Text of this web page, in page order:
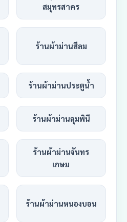
สมุทรสาคร
ร้านผ้าม่านสีลม
ร้านผ้าม่านประตูน้ำ
ร้านผ้าม่านลุมพินี
ร้านผ้าม่านจันทร
เกษม
ร้านผ้าม่านหนองบอน